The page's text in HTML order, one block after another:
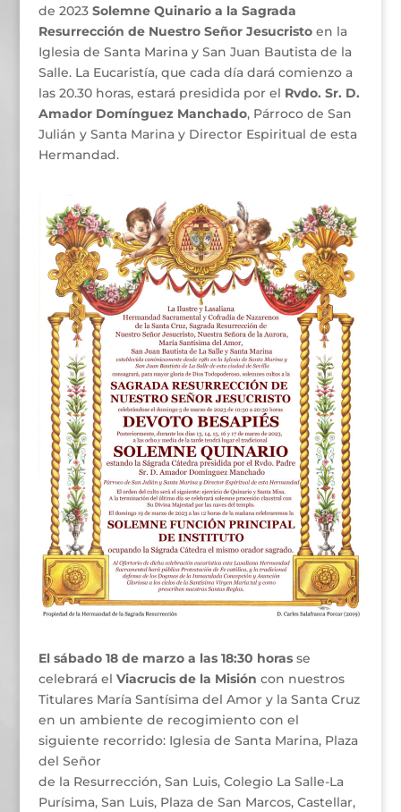
de 2023 Solemne Quinario a la Sagrada
Resurrección de Nuestro Señor Jesucristoen la
Iglesia de Santa Marina y San Juan Bautista de la
Salle. La Eucaristía, que cada día dará comienzo a
las 20.30 horas, estará presidida por el Rvdo. Sr. D.
Amador Domínguez Manchado, Párroco de San
Julián y Santa Marina y Director Espiritual de esta
Hermandad.
El sábado 18 de marzo a las 18:30 horasse
celebrará el Viacrucis de la Misión con nuestros
Titulares María Santísima del Amor y la Santa Cruz
en un ambiente de recogimiento con el
siguiente recorrido: Iglesia de Santa Marina, Plaza
del Señor
de la Resurrección, San Luis, Colegio La Salle-La
Purísima, San Luis, Plaza de San Marcos, Castellar,